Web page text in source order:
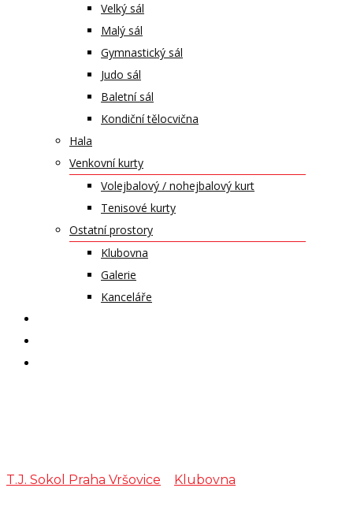
Velký sál
Malý sál
Gymnastický sál
Judo sál
Baletní sál
Kondiční tělocvična
Hala
Venkovní kurty
Volejbalový / nohejbalový kurt
Tenisové kurty
Ostatní prostory
Klubovna
Galerie
Kanceláře
T.J. Sokol Praha Vršovice Klubovna